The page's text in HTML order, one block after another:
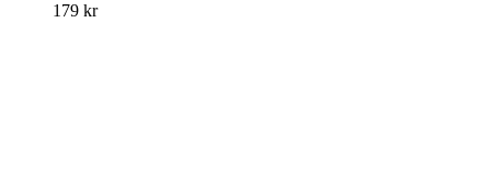
179 kr